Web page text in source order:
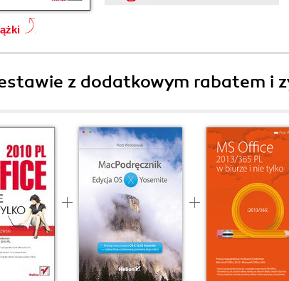
z dodatkowym rabatem i